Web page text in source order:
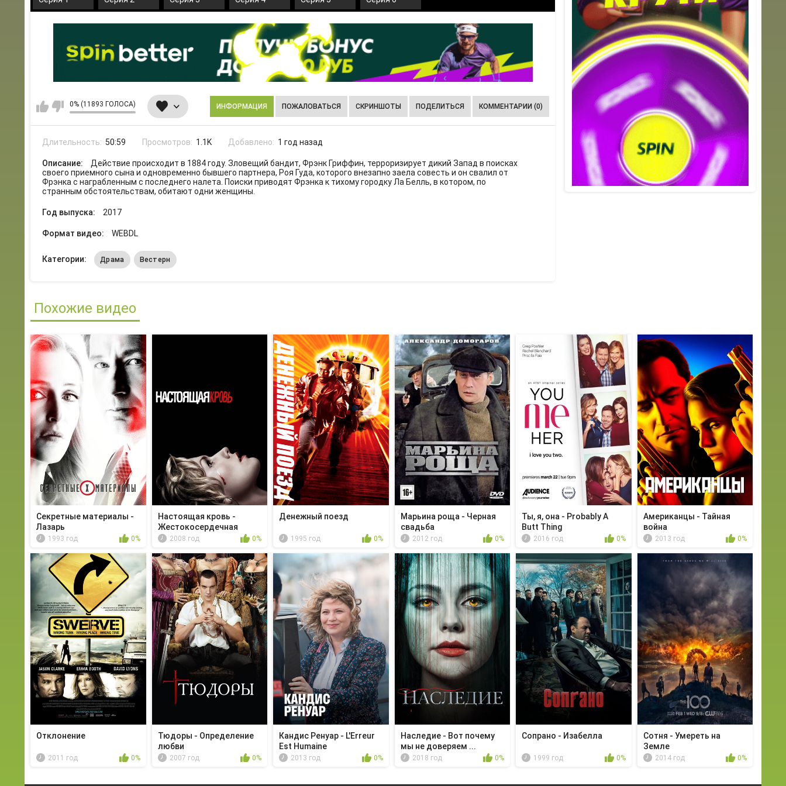
0% (11893 ГОЛОСА) ИНФОРМАЦИЯ ПОЖАЛОВАТЬСЯ СКРИНШОТЫ ПОДЕЛИТЬСЯ КОММЕНТАРИИ (0)
Длительность: 50:59 Просмотров: 1.1K Добавлено: 1 год назад
Описание:
Действие происходит в 1884 году. Зловещий бандит, Фрэнк Гриффин, терроризирует дикий Запад в поисках
своего приемного сына и одновременно бывшего партнера, Роя Гуда, которого внезапно заела совесть и он свалил от
Фрэнка с награбленным с последнего налета. Поиски приводят Фрэнка к тихому городку Ла Белль, в котором, по
странным обстоятельствам, обитают одни женщины.
Год выпуска: 2017
Формат видео: WEBDL
Категории: Драма Вестерн
Похожие видео
Секретные материалы -
Лазарь
1993 год 0%
Настоящая кровь -
Жестокосердечная
Ханна2008 год 0%
Денежный поезд
1995 год 0%
Марьина роща - Черная
свадьба
2012 год 0%
Ты, я, она - Probably A
Butt Thing
2016 год 0%
Американцы - Тайная
война
2013 год 0%
Отклонение
2011 год 0%
Тюдоры - Определение
любви
2007 год 0%
Кандис Ренуар - L'Erreur
Est Humaine
2013 год 0%
Наследие - Вот почему
мы не доверяем ...
2018 год 0%
Сопрано - Изабелла
1999 год 0%
Сотня - Умереть на
Земле
2014 год 0%